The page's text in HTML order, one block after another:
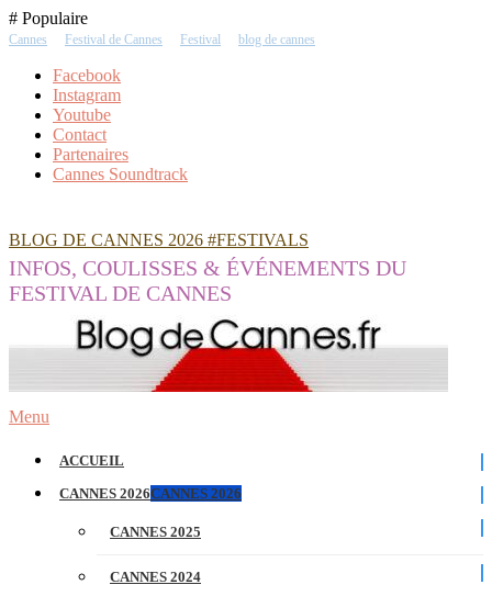
Skip
To
# Populaire
Cannes Festival de Cannes Festival blog de cannes
Facebook
Instagram
Youtube
Contact
Partenaires
Cannes Soundtrack
BLOG DE CANNES 2026 #FESTIVALS
INFOS, COULISSES & ÉVÉNEMENTS DU
FESTIVAL DE CANNES
Menu
ACCUEIL
CANNES 2026CANNES 2026
CANNES 2025
CANNES 2024